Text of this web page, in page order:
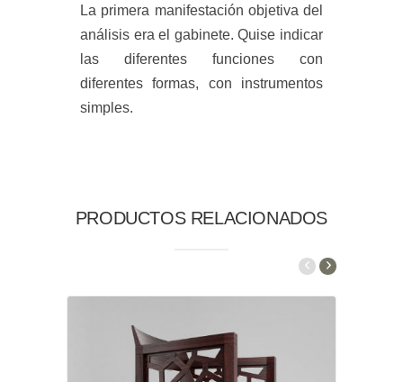
La primera manifestación objetiva del
análisis era el gabinete. Quise indicar
las diferentes funciones con
diferentes formas, con instrumentos
simples.
PRODUCTOS RELACIONADOS